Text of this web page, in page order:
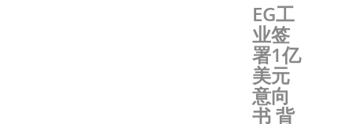
EG工
业签
署1亿
美元
意向
书 背